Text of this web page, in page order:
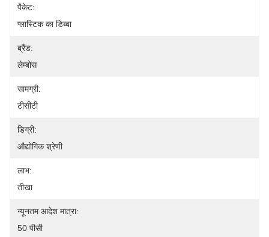
पैकेट:
प्लास्टिक का डिब्बा
ब्रैंड:
लेम्बोस
सामग्री:
टीसीटी
डिग्री:
औद्योगिक श्रेणी
लाभ:
तीखा
न्यूनतम आदेश मात्रा:
50 पीसी